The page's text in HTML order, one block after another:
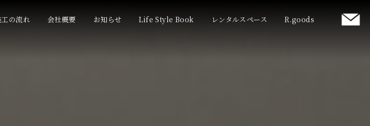
工の流れ 会社概要 お知らせ Life Style Book レンタルスペース R.goods